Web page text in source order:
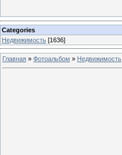
Categories
Недвижимость [1636]
Главная » Фотоальбом » Недвижимость